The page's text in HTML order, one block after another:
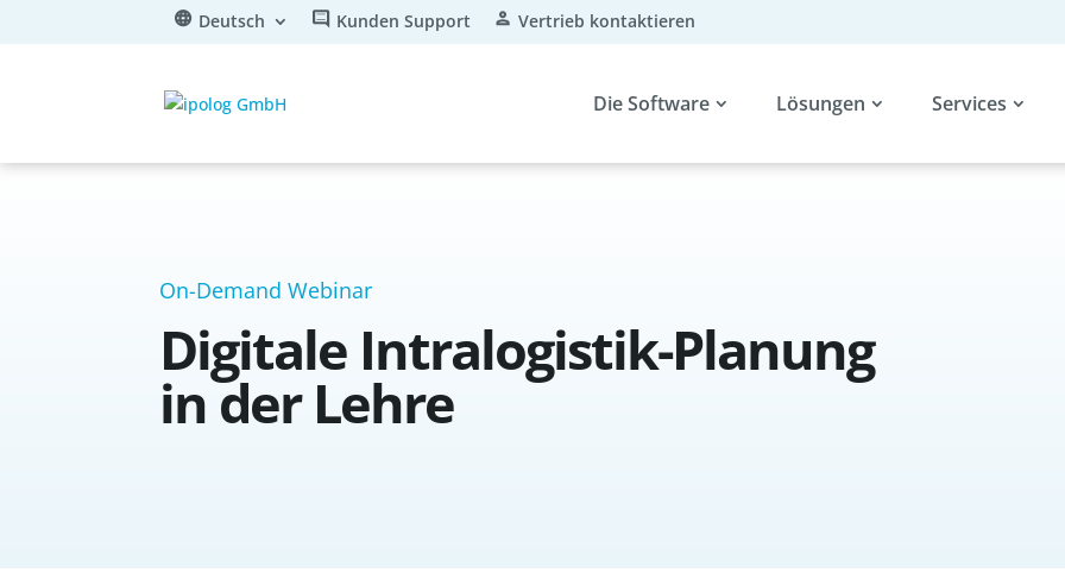
Deutsch Kunden Support Vertrieb kontaktieren
Die Software Lösungen Services
On-Demand Webinar
Digitale Intralogistik-Planung
in der Lehre